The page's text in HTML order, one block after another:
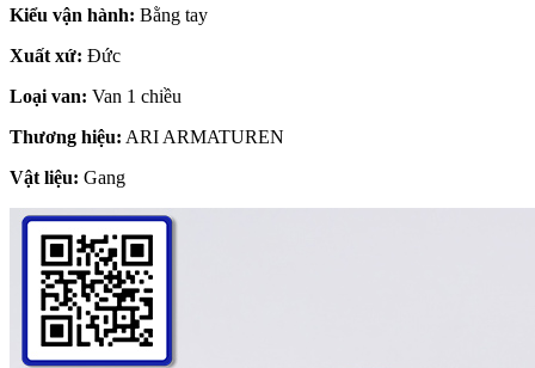
Kiểu vận hành: Bằng tay
Xuất xứ: Đức
Loại van: Van 1 chiều
Thương hiệu: ARI ARMATUREN
Vật liệu: Gang